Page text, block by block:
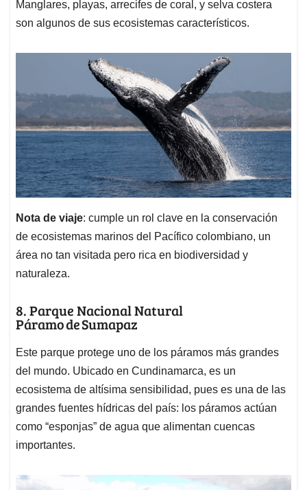
Manglares, playas, arrecifes de coral, y selva costera
son algunos de sus ecosistemas característicos.
Nota de viaje: cumple un rol clave en la conservación
de ecosistemas marinos del Pacífico colombiano, un
área no tan visitada pero rica en biodiversidad y
naturaleza.
8. Parque Nacional Natural
Páramo de Sumapaz
Este parque protege uno de los páramos más grandes
del mundo. Ubicado en Cundinamarca, es un
ecosistema de altísima sensibilidad, pues es una de las
grandes fuentes hídricas del país: los páramos actúan
como “esponjas” de agua que alimentan cuencas
importantes.